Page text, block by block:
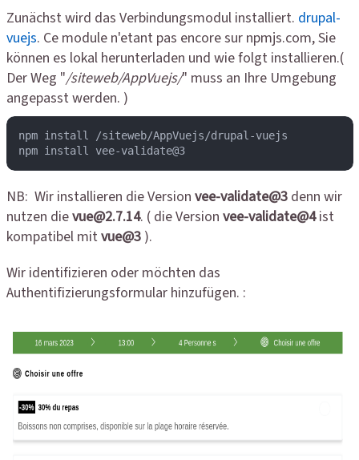
Zunächst wird das Verbindungsmodul installiert. drupal-
vuejs. Ce module n'etant pas encore sur npmjs.com, Sie
können es lokal herunterladen und wie folgt installieren.(
Der Weg "/siteweb/AppVuejs/" muss an Ihre Umgebung
angepasst werden. )
npm install /siteweb/AppVuejs/drupal-vuejs
npm install vee-validate@3
NB: Wir installieren die Version vee-validate@3denn wir
nutzen dievue@2.7.14. ( die Version vee-validate@4ist
kompatibel mitvue@3).
Wir identifizieren oder möchten das
Authentifizierungsformular hinzufügen. :